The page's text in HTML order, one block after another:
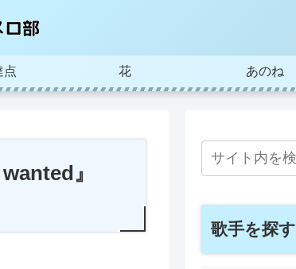
点 花 あのね
』
歌手を探す